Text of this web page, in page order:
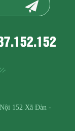
152 Xã Đàn -